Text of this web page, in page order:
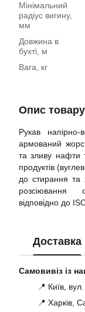
Мінімальний
радіус вигину,
мм
Довжина в
бухті, м
Вага, кг
Опис товару
Рукав
армований
та зливу нафти
продуктів
до стирання та
розсіювання
відповідно до
Доставка
Самовивіз із
📍 Київ, вул.
📍 Харків,